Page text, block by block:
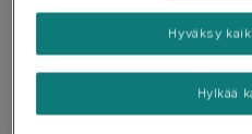
Sopii myös kokemattomille
Vaatii perustason
Nauttii rauhallisista
Hylkää
Hyväksy